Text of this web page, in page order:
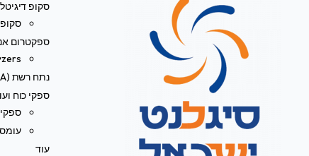
סקופ
ספקטרום
נתח רשת (VNA/SNA)
ספקי כוח
עוד